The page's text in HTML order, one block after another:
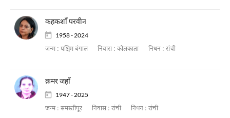
कहकशाँ परवीन
1958 - 2024
जन्म : पश्चिम बंगाल निवास : कोलकाता निधन : रांची
क़मर जहाँ
1947 - 2025
जन्म : समस्तीपूर निवास : रांची निधन : रांची